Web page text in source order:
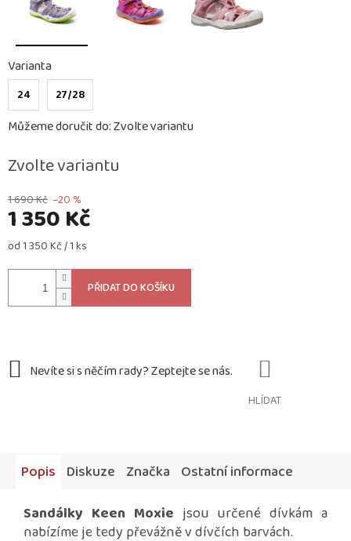
1 690 Kč –20 %
1 350 Kč
Měrná
od 1 350 Kč / 1 ks
Zvolte variantu
Varianta
24 27/28
Můžeme doručit do:Zvolte variantu
PŘIDAT DO KOŠÍKU
HLÍDAT
Popis Diskuze Značka Ostatní informace
Sandálky Keen Moxie jsou určené dívkám a
nabízíme je tedy převážně v dívčích barvách.